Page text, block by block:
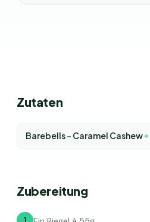
Zutaten
Barebells - Caramel Cashew
Zubereitung
1